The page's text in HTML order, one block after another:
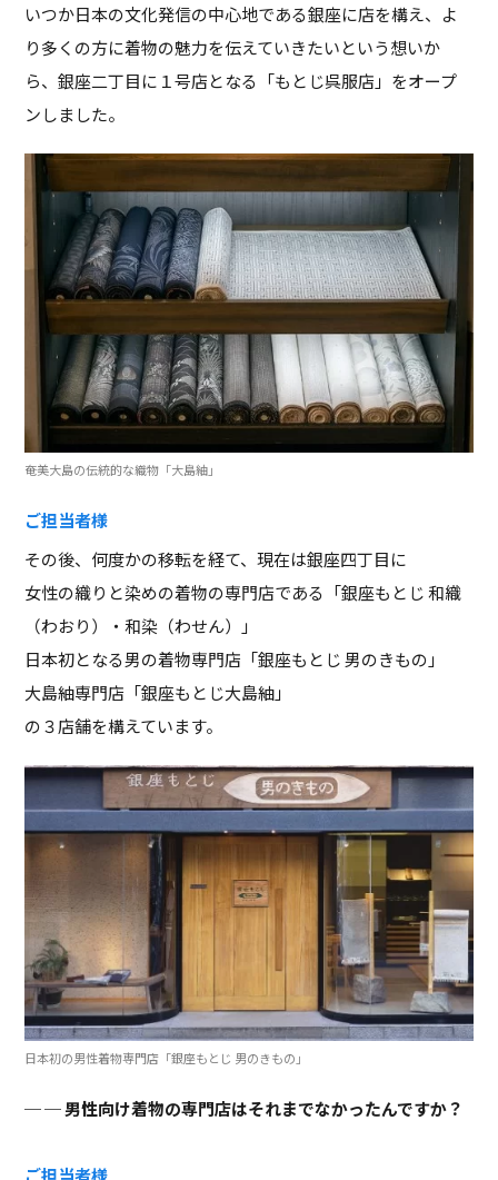
いつか日本の文化発信の中心地である銀座に店を構え、よ
り多くの方に着物の魅力を伝えていきたいという想いか
ら、銀座二丁目に１号店となる「もとじ呉服店」をオープ
ンしました。
奄美大島の伝統的な織物「大島紬」
ご担当者様
その後、何度かの移転を経て、現在は銀座四丁目に
女性の織りと染めの着物の専門店である「銀座もとじ 和織
（わおり）・和染（わせん）」
日本初となる男の着物専門店「銀座もとじ 男のきもの」
大島紬専門店「銀座もとじ大島紬」
の３店舗を構えています。
日本初の男性着物専門店「銀座もとじ 男のきもの」
─ 男性向け着物の専門店はそれまでなかったんですか？